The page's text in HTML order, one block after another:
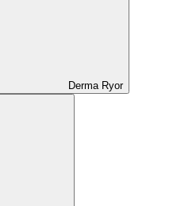
Derma Ryor